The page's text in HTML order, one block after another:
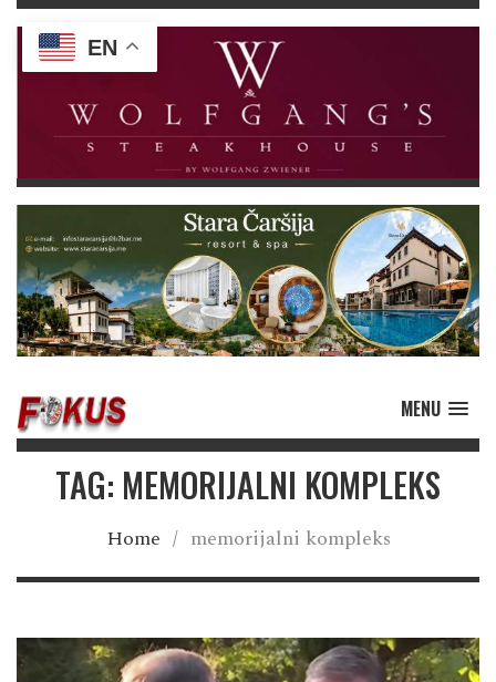
MENU
TAG: MEMORIJALNI KOMPLEKS
Home / memorijalni kompleks
EN